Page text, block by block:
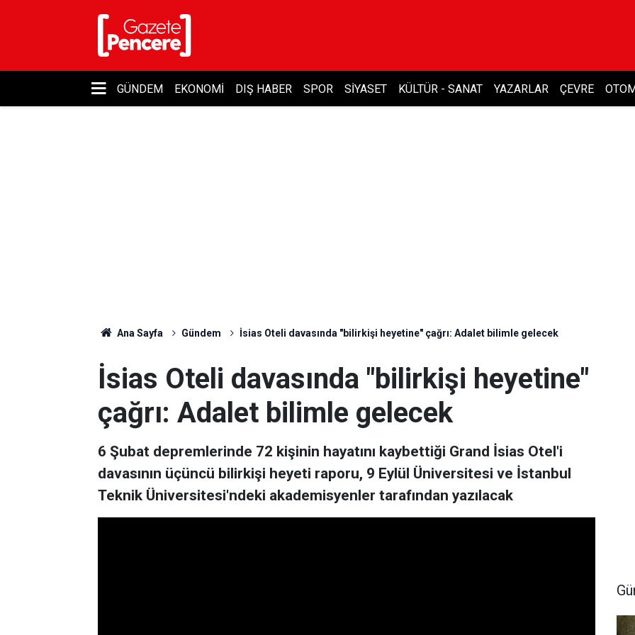
GÜNDEM EKONOMI DIŞ HABER SPOR SIYASET KÜLTÜR - SANAT YAZARLAR ÇEVRE
Ana Sayfa Gündem İsias Oteli davasında "bilirkişi heyetine" çağrı: Adalet bilimle gelecek
İsias Oteli davasında "bilirkişi heyetine"
çağrı: Adalet bilimle gelecek
6 Şubat depremlerinde 72 kişinin hayatını kaybettiği Grand İsias Otel'i
davasının üçüncü bilirkişi heyeti raporu, 9 Eylül Üniversitesi ve İstanbul
Teknik Üniversitesi'ndeki akademisyenler tarafından yazılacak